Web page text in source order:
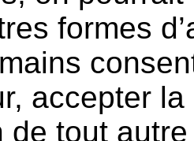
formes
accepter
de tout